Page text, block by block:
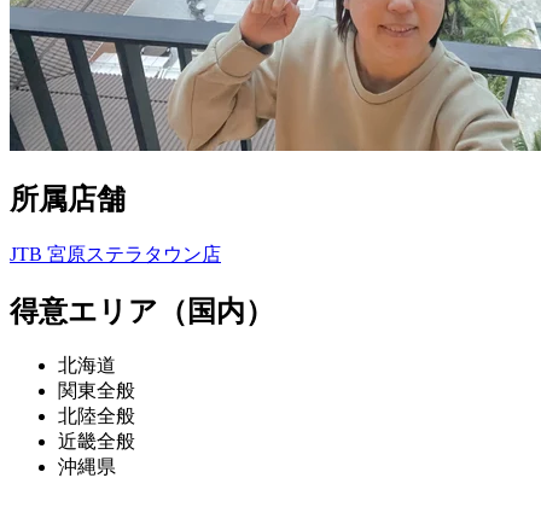
所属店舗
JTB 宮原ステラタウン店
得意エリア（国内）
北海道
関東全般
北陸全般
近畿全般
沖縄県